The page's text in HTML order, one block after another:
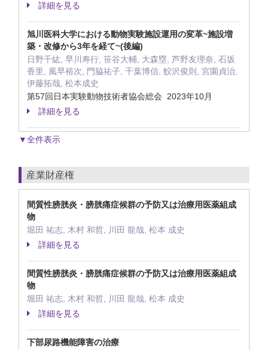
詳細を見る
旭川医科大学における動物実験施設運用の変革~施設増
築・改修から3年を経て~(後編)
日野千紘, 早川寿行, 笹谷大輔, 大森塁, 芦野友理奈, 石坂
香里, 風早裕次, 門脇祐子, 千葉博信, 鮫沢俊則, 宮園貞治,
伊藤拓哉, 松本成史
第57回日本実験動物技術者協会総会 2023年10月
詳細を見る
▼全件表示
産業財産権
間質性膀胱炎・膀胱痛症候群の予防又は治療用医薬組成
物
堀田 祐志, 木村 和哲, 川田 龍哉, 松本 成史
詳細を見る
間質性膀胱炎・膀胱痛症候群の予防又は治療用医薬組成
物
堀田 祐志, 木村 和哲, 川田 龍哉, 松本 成史
詳細を見る
下部尿路機能障害の治療